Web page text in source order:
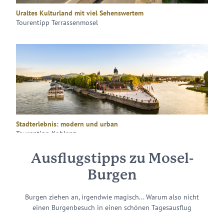
Uraltes Kulturland mit viel Sehenswertem
Tourentipp Terrassenmosel
Stadterlebnis: modern und urban
Tourentipp Koblenz
Ausflugstipps zu Mosel-
Burgen
Burgen ziehen an, irgendwie magisch... Warum also nicht
einen Burgenbesuch in einen schönen Tagesausflug